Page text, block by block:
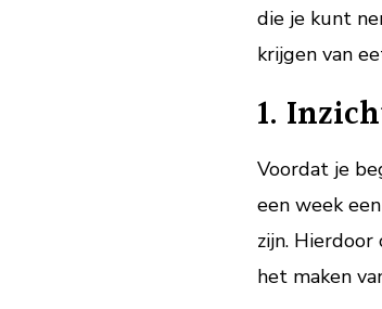
die je kunt
krijgen van
1.
Voordat je
een week
zijn.
het maken